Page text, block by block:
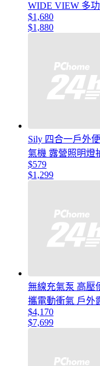
WIDE VIEW 多
$1,680
$1,880
Sily 四合一戶外
氣機 露營照明燈
$579
$1,299
無線充氣泵 高壓
攜電動衝氣 戶外
$4,170
$7,699